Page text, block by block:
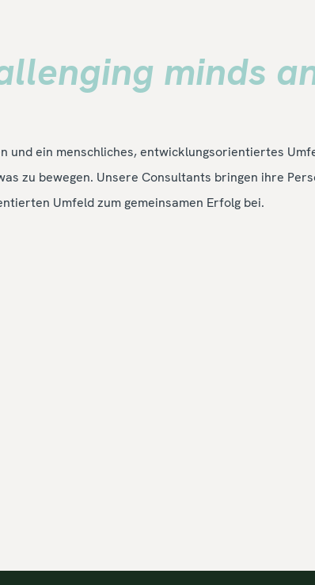
minds
ein menschliches, entwicklungsorientiertes
zu bewegen. Unsere Consultants bringen ihre
Umfeld zum gemeinsamen Erfolg bei.